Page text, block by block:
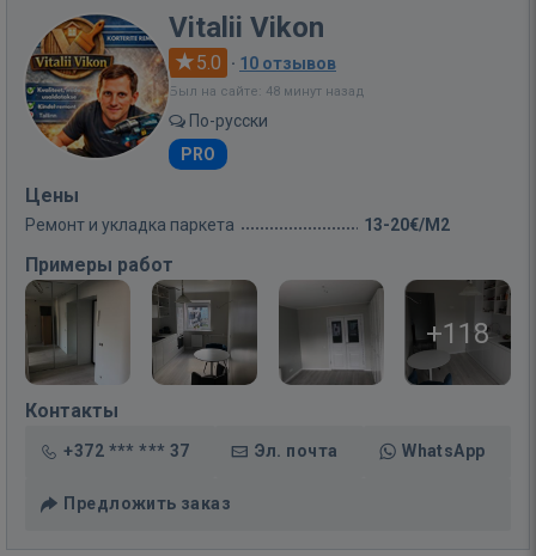
Vitalii Vikon
5.0 · 10 отзывов
Был на сайте: 48 минут назад
По-русски
PRO
Цены
Ремонт и укладка паркета 13-20€/M2
Примеры работ
+118
Контакты
+372 *** *** 37 Эл. почта WhatsApp
Предложить заказ